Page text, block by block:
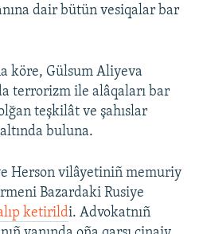
dair bütün vesiqalar bar
köre, Gülsum Aliyeva
terrorizm ile alâqaları bar
teşkilât ve şahıslar
buluna.
Herson vilâyetiniñ memuriy
Bazardaki Rusiye
ketirildi. Advokatnıñ